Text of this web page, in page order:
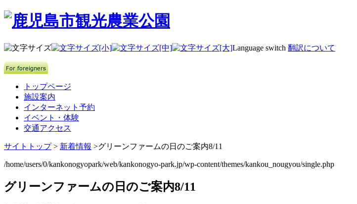
Language switch 翻訳について
トップページ
施設案内
インターネット予約
イベント・体験
交通アクセス
サイトトップ> 新着情報 >グリーンファームの日のご案内8/11
/home/users/0/kankonogyopark/web/kankonogyo-park.jp/wp-content/themes/kankou_nougyou/single.php
グリーンファームの日のご案内8/11